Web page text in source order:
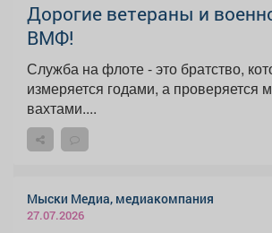
Дорогие ветераны и
ВМФ!
Служба на флоте - это братство,
измеряется годами, а проверяется
вахтами....
Мыски Медиа, медиакомпания
27.07.2026